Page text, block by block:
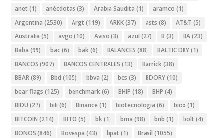
anet (1) anécdotas (3) Arabia Saudita (1) aramco (1)
Argentina (2530) Argt (119) ARKK(37) asts (8) AT&T (5)
Australia (5) avgo (10) Aviso (3) azul (27) B (3) BA(23)
Baba (99) bac(6) bak(6) BALANCES (88) BALTIC DRY(1)
BANCOS (907) BANCOS CENTRALES (13) Barrick(38)
BBAR(89) Bbd (105) bbva (2) bcs (3) BDORY(10)
bear flags (125) benchmark(6) BHIP (18) BHP (4)
BIDU (27) bili (6) Binance (1) biotecnologia (6) biox (1)
BITCOIN (214) BITO (5) bk(1) bma (98) bnb (1) bolt (4)
BONOS (846) Bovespa (43) bpat (1) Brasil (1055)